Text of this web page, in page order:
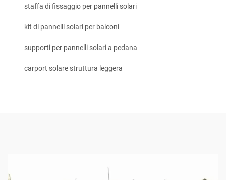
staffa di fissaggio per pannelli solari
kit di pannelli solari per balconi
supporti per pannelli solari a pedana
carport solare struttura leggera